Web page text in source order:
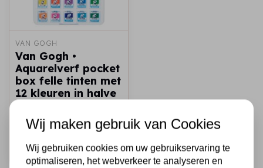
VAN GOGH
Van Gogh •
Aquarelverf pocket
box felle tinten met
12 kleuren in halve
€26,95 Op voorraad
Snel toevoegen
Wij maken gebruik van Cookies
Wij gebruiken cookies om uw gebruikservaring te
optimaliseren, het webverkeer te analyseren en